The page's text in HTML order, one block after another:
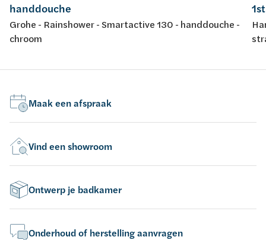
handdouche
Grohe - Rainshower - Smartactive 130 - handdouche -
chroom
Maak een afspraak
Vind een showroom
Ontwerp je badkamer
Onderhoud of herstelling aanvragen